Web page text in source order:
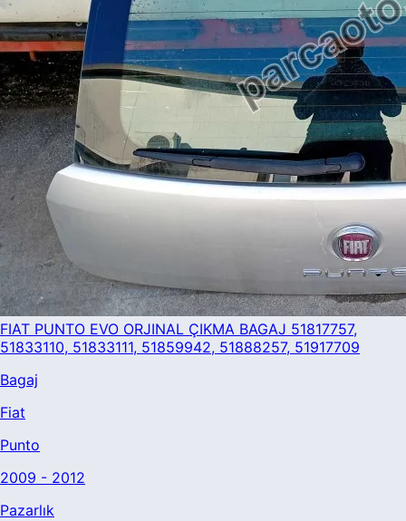
FIAT PUNTO EVO ORJINAL ÇIKMA BAGAJ 51817757,
51833110, 51833111, 51859942, 51888257, 51917709
Bagaj
Fiat
Punto
2009 - 2012
Pazarlık